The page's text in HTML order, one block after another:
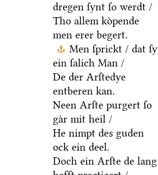
dregen ſynt ſo werdt /
Tho allem koͤpende
men erer begert.
Men ſprickt / dat ſy
ein ſalich Man /
De der Arſtedye
entberen kan.
Neen Arſte purgert ſo
gaͤr mit heil /
He nimpt des guden
ock ein deel.
Doch ein Arſte de lang